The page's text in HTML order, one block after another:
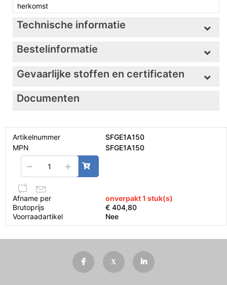
herkomst
Technische informatie
Bestelinformatie
Gevaarlijke stoffen en certificaten
Documenten
Artikelnummer
SFGE1A150
MPN
SFGE1A150
Afname per
onverpakt 1 stuk(s)
Brutoprijs
€ 404,80
Voorraadartikel
Nee